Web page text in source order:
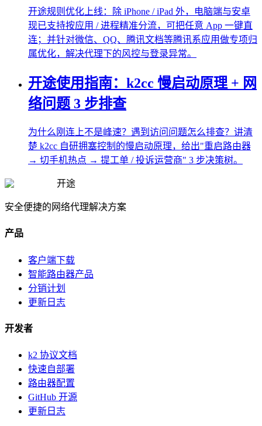
开途规则优化上线：除 iPhone / iPad 外，电脑端与安卓
现已支持按应用 / 进程精准分流，可把任意 App 一键直
连；并针对微信、QQ、腾讯文档等腾讯系应用做专项归
属优化，解决代理下的风控与登录异常。
开途使用指南：k2cc 慢启动原理 + 网
络问题 3 步排查
为什么刚连上不是峰速？遇到访问问题怎么排查？讲清
楚 k2cc 自研拥塞控制的慢启动原理，给出"重启路由器
→ 切手机热点 → 提工单 / 投诉运营商" 3 步决策树。
开途
安全便捷的网络代理解决方案
产品
客户端下载
智能路由器产品
分销计划
更新日志
开发者
k2 协议文档
快速自部署
路由器配置
GitHub 开源
更新日志